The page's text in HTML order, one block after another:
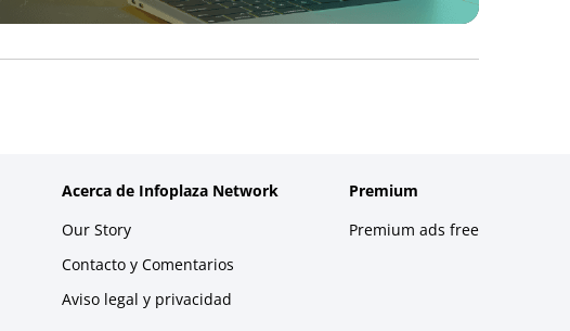
Acerca de Infoplaza Network
Our Story
Contacto y Comentarios
Aviso legal y privacidad
Premium
Premium ads free